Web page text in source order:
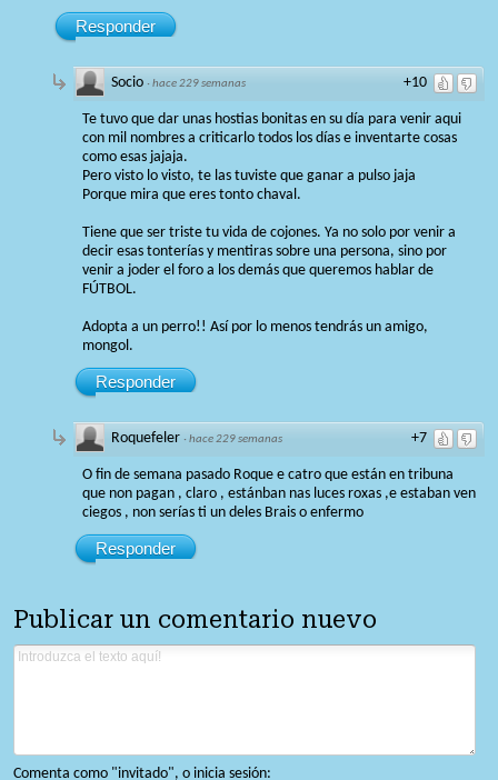
Responder
+10
Socio ·hace 229 semanas
Te tuvo que dar unas hostias bonitas en su día para venir aqui
con mil nombres a criticarlo todos los días e inventarte cosas
como esas jajaja.
Pero visto lo visto, te las tuviste que ganar a pulso jaja
Porque mira que eres tonto chaval.
Tiene que ser triste tu vida de cojones. Ya no solo por venir a
decir esas tonterías y mentiras sobre una persona, sino por
venir a joder el foro a los demás que queremos hablar de
FÚTBOL.
Adopta a un perro!! Así por lo menos tendrás un amigo,
mongol.
Responder
+7
Roquefeler ·hace 229 semanas
O fin de semana pasado Roque e catro que están en tribuna
que non pagan , claro , estánban nas luces roxas ,e estaban ven
ciegos , non serías ti un deles Brais o enfermo
Responder
Publicar un comentario nuevo
Comenta como "invitado", o inicia sesión: